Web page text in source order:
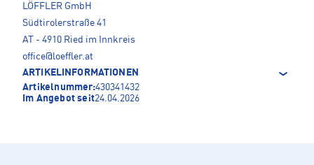
LÖFFLER GmbH
Südtirolerstraße 41
AT - 4910 Ried im Innkreis
office@loeffler.at
ARTIKELINFORMATIONEN
Artikelnummer:430341432
Im Angebot seit24.04.2026